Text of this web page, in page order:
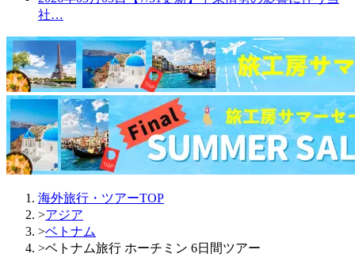
社…
海外旅行・ツアーTOP
>アジア
>ベトナム
>ベトナム旅行 ホーチミン 6日間ツアー